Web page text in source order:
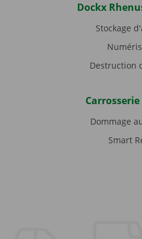
Dockx
Stockage
Destruction
Dommage
Smart